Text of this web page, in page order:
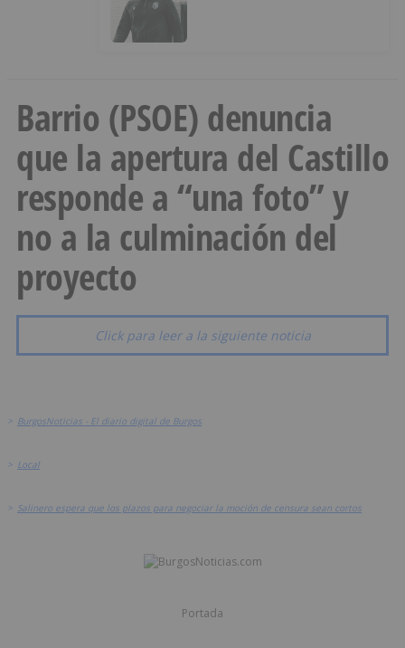
Barrio (PSOE) denuncia
que la apertura del Castillo
responde a “una foto” y
no a la culminación del
proyecto
Click para leer a la siguiente noticia
> BurgosNoticias - El diario digital de Burgos
> Local
> Salinero espera que los plazos para negociar la moción de censura sean cortos
Portada